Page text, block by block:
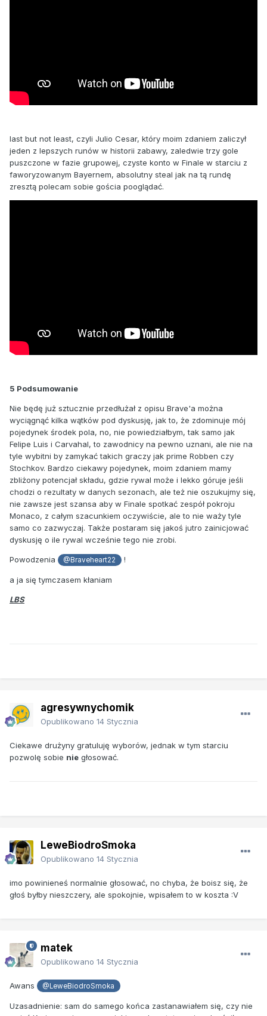
last but not least, czyli Julio Cesar, który moim zdaniem zaliczył
jeden z lepszych runów w historii zabawy, zaledwie trzy gole
puszczone w fazie grupowej, czyste konto w Finale w starciu z
faworyzowanym Bayernem, absolutny steal jak na tą rundę
zresztą polecam sobie gościa pooglądać.
5 Podsumowanie
Nie będę już sztucznie przedłużał z opisu Brave'a można
wyciągnąć kilka wątków pod dyskusję, jak to, że zdominuje mój
pojedynek środek pola, no, nie powiedziałbym, tak samo jak
Felipe Luis i Carvahal, to zawodnicy na pewno uznani, ale nie na
tyle wybitni by zamykać takich graczy jak prime Robben czy
Stochkov. Bardzo ciekawy pojedynek, moim zdaniem mamy
zbliżony potencjał składu, gdzie rywal może i lekko góruje jeśli
chodzi o rezultaty w danych sezonach, ale też nie oszukujmy się,
nie zawsze jest szansa aby w Finale spotkać zespół pokroju
Monaco, z całym szacunkiem oczywiście, ale to nie waży tyle
samo co zazwyczaj. Także postaram się jakoś jutro zainicjować
dyskusję o ile rywal wcześnie tego nie zrobi.
Powodzenia @Braveheart22 !
a ja się tymczasem kłaniam
LBS
agresywnychomik
Opublikowano 14 Stycznia
Ciekawe drużyny gratuluję wyborów, jednak w tym starciu
pozwolę sobie nie głosować.
LeweBiodroSmoka
Opublikowano 14 Stycznia
imo powinieneś normalnie głosować, no chyba, że boisz się, że
głoś byłby nieszczery, ale spokojnie, wpisałem to w koszta :V
matek
Opublikowano 14 Stycznia
Awans @LeweBiodroSmoka
Uzasadnienie: sam do samego końca zastanawiałem się, czy nie